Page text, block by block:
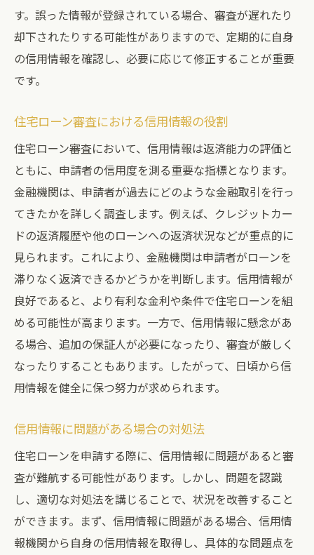
す。誤った情報が登録されている場合、審査が遅れたり
却下されたりする可能性がありますので、定期的に自身
の信用情報を確認し、必要に応じて修正することが重要
です。
住宅ローン審査における信用情報の役割
住宅ローン審査において、信用情報は返済能力の評価と
ともに、申請者の信用度を測る重要な指標となります。
金融機関は、申請者が過去にどのような金融取引を行っ
てきたかを詳しく調査します。例えば、クレジットカー
ドの返済履歴や他のローンへの返済状況などが重点的に
見られます。これにより、金融機関は申請者がローンを
滞りなく返済できるかどうかを判断します。信用情報が
良好であると、より有利な金利や条件で住宅ローンを組
める可能性が高まります。一方で、信用情報に懸念があ
る場合、追加の保証人が必要になったり、審査が厳しく
なったりすることもあります。したがって、日頃から信
用情報を健全に保つ努力が求められます。
信用情報に問題がある場合の対処法
住宅ローンを申請する際に、信用情報に問題があると審
査が難航する可能性があります。しかし、問題を認識
し、適切な対処法を講じることで、状況を改善すること
ができます。まず、信用情報に問題がある場合、信用情
報機関から自身の信用情報を取得し、具体的な問題点を